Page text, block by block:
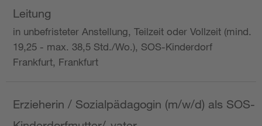
Leitung
in unbefristeter Anstellung, Teilzeit oder Vollzeit (mind.
19,25 - max. 38,5 Std./Wo.), SOS-Kinderdorf
Frankfurt, Frankfurt
Erzieherin / Sozialpädagogin (m/w/d) als SOS-